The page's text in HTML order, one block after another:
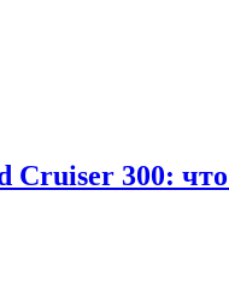
Cruiser 300: